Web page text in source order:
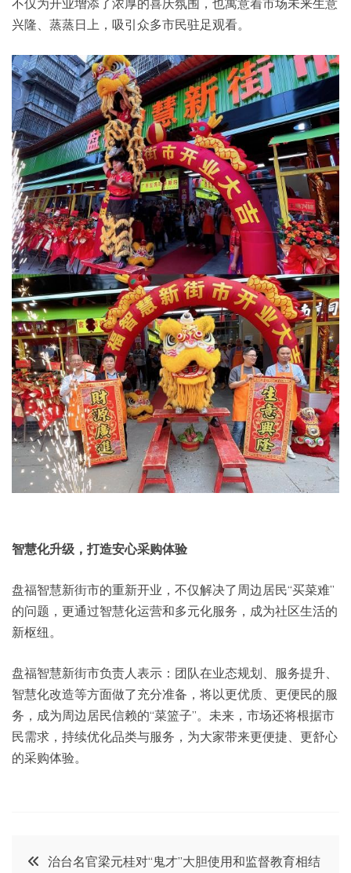
兴隆、蒸蒸日上，吸引众多市民驻足观看。
智慧化升级，打造安心采购体验
盘福智慧新街市的重新开业，不仅解决了周边居民“买菜难”
的问题，更通过智慧化运营和多元化服务，成为社区生活的
新枢纽。
盘福智慧新街市负责人表示：团队在业态规划、服务提升、
智慧化改造等方面做了充分准备，将以更优质、更便民的服
务，成为周边居民信赖的“菜篮子”。未来，市场还将根据市
民需求，持续优化品类与服务，为大家带来更便捷、更舒心
的采购体验。
文
治台名官梁元桂对“鬼才”大胆使用和监督教育相结